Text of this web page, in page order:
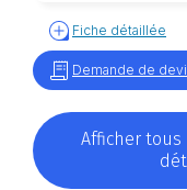
0001-0109
Fiche détaillée
Demande de
Afficher tous